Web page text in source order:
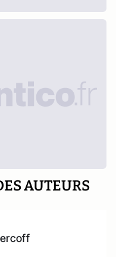
AUTEURS